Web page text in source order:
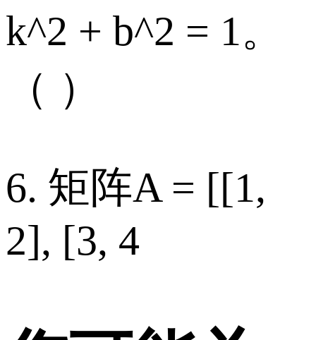
k^2 + b^2 = 1。
（ ）
6. 矩阵A = [[1,
2], [3, 4